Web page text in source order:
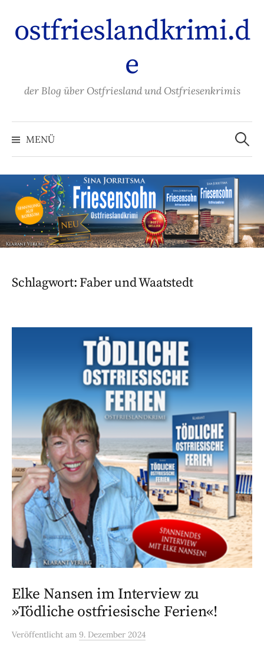
Inhalt
überspringen
ostfrieslandkrimi.d
e
der Blog über Ostfriesland und Ostfriesenkrimis
MENÜ
Suchen
nach:
Schlagwort: Faber und Waatstedt
Elke Nansen im Interview zu
»Tödliche ostfriesische Ferien«!
Veröffentlicht am 9. Dezember 2024